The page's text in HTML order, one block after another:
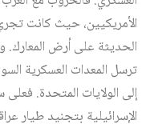
الأمريكيين، حيث كانت
الحديثة على أرض المعارك.
ترسل المعدات العسكرية
إلى الولايات المتحدة.